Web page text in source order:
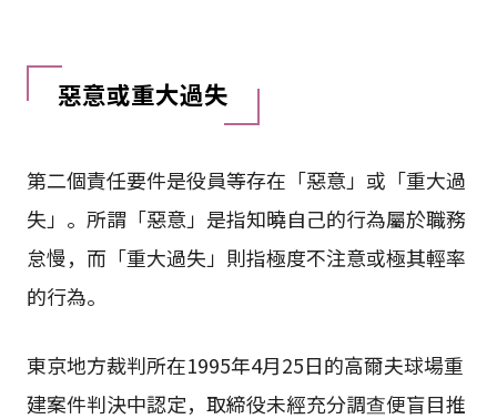
惡意或重大過失
第二個責任要件是役員等存在「惡意」或「重大過
失」。所謂「惡意」是指知曉自己的行為屬於職務
怠慢，而「重大過失」則指極度不注意或極其輕率
的行為。
東京地方裁判所在1995年4月25日的高爾夫球場重
建案件判決中認定，取締役未經充分調查便盲目推